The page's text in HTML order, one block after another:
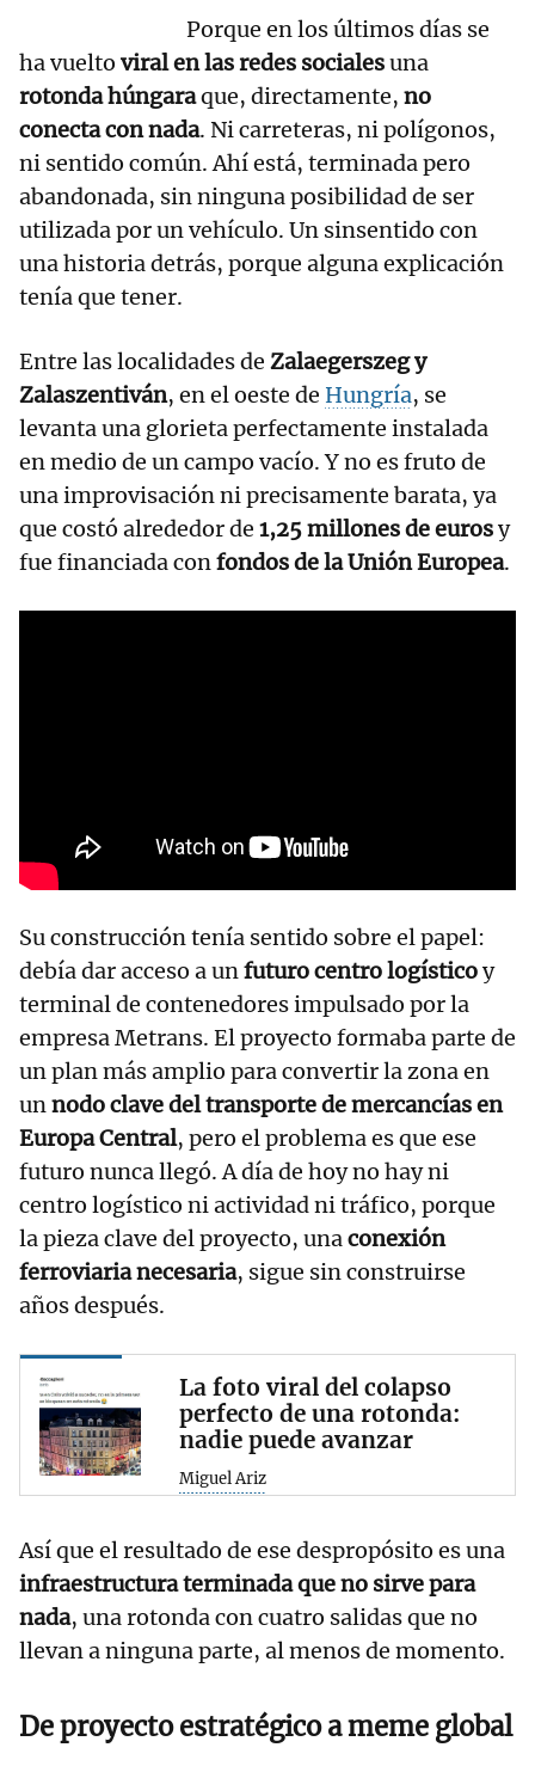
Porque en los últimos días se
ha vuelto viral en las redes socialesuna
rotonda húngaraque, directamente, no
conecta con nada. Ni carreteras, ni polígonos,
ni sentido común. Ahí está, terminada pero
abandonada, sin ninguna posibilidad de ser
utilizada por un vehículo. Un sinsentido con
una historia detrás, porque alguna explicación
tenía que tener.
Entre las localidades de Zalaegerszeg y
Zalaszentiván, en el oeste de Hungría, se
levanta una glorieta perfectamente instalada
en medio de un campo vacío. Y no es fruto de
una improvisación ni precisamente barata, ya
que costó alrededor de 1,25 millones de eurosy
fue financiada confondos de la Unión Europea.
Su construcción tenía sentido sobre el papel:
debía dar acceso a unfuturo centro logísticoy
terminal de contenedores impulsado por la
empresa Metrans. El proyecto formaba parte de
un plan más amplio para convertir la zona en
unnodo clave del transporte de mercancías en
Europa Central, pero el problema es que ese
futuro nunca llegó. A día de hoy no hay ni
centro logístico ni actividad ni tráfico, porque
la pieza clave del proyecto, unaconexión
ferroviaria necesaria, sigue sin construirse
años después.
La foto viral del colapso
perfecto de una rotonda:
nadie puede avanzar
Miguel Ariz
Así que el resultado de ese despropósito es una
infraestructura terminada que no sirve para
nada, una rotonda con cuatro salidas que no
llevan a ninguna parte, al menos de momento.
De proyecto estratégico a meme global